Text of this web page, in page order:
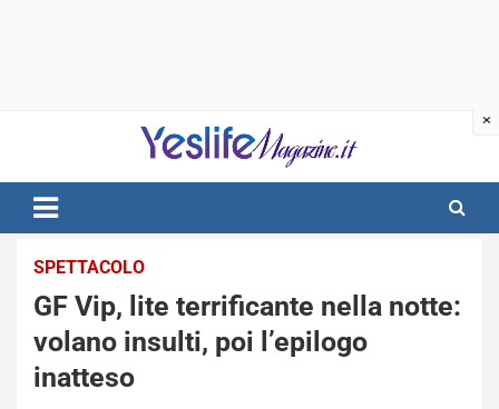
notizie di intrattenimento
SPETTACOLO
GF Vip, lite terrificante nella notte:
volano insulti, poi l’epilogo
inatteso